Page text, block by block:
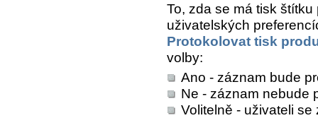
To, zda se má tisk
uživatelských
Protokolovat tisk
volby:
Ano - záznam bude
Ne - záznam nebude
Volitelně - uživateli